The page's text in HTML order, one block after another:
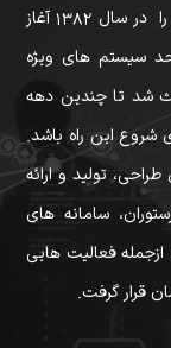
شرکت طرح و پردازش غدیر فعالیت خود را در سال ۱۳۸۲ آغاز
سیستم های ویژه
شد تا چندین دهه
شروع این راه باشد.
تولید و ارائه
سامانه های
فعالیت هایی
قرار گرفت.